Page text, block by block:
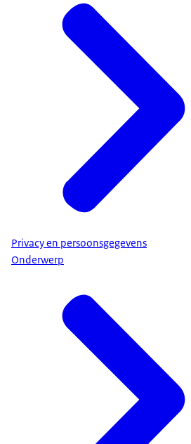
Privacy en persoonsgegevens
Onderwerp